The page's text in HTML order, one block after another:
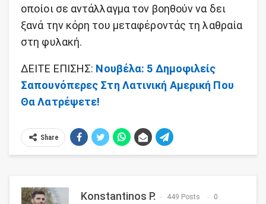
οποίοι σε αντάλλαγμα τον βοηθούν να δει
ξανά την κόρη του μεταφέροντάς τη λαθραία
στη φυλακή.
ΔΕΙΤΕ ΕΠΙΣΗΣ: Νουβέλα: 5 Δημοφιλείς
Σαπουνόπερες Στη Λατινική Αμερική Που
Θα Λατρέψετε!
Share
Konstantinos P. 449 Posts 0